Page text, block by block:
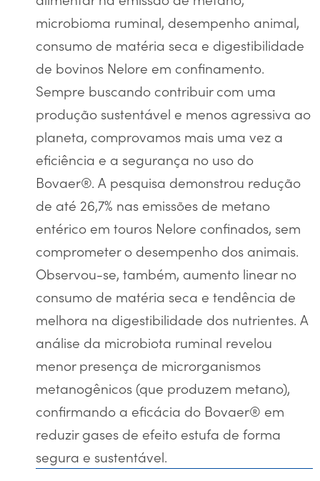
microbioma ruminal, desempenho animal,
consumo de matéria seca e digestibilidade
de bovinos Nelore em confinamento.
Sempre buscando contribuir com uma
produção sustentável e menos agressiva ao
planeta, comprovamos mais uma vez a
eficiência e a segurança no uso do
Bovaer®. A pesquisa demonstrou redução
de até 26,7% nas emissões de metano
entérico em touros Nelore confinados, sem
comprometer o desempenho dos animais.
Observou-se, também, aumento linear no
consumo de matéria seca e tendência de
melhora na digestibilidade dos nutrientes. A
análise da microbiota ruminal revelou
menor presença de microrganismos
metanogênicos (que produzem metano),
confirmando a eficácia do Bovaer® em
reduzir gases de efeito estufa de forma
segura e sustentável.